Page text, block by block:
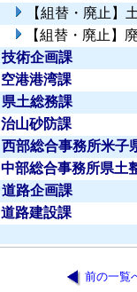
【組替・廃止】
【組替・廃止】
技術企画課
空港港湾課
県土総務課
治山砂防課
西部総合事務所米子
中部総合事務所県土
道路企画課
道路建設課
前の一覧